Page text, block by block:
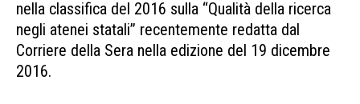
nella classifica del 2016 sulla “Qualità della ricerca
negli atenei statali” recentemente redatta dal
Corriere della Sera nella edizione del 19 dicembre
2016.